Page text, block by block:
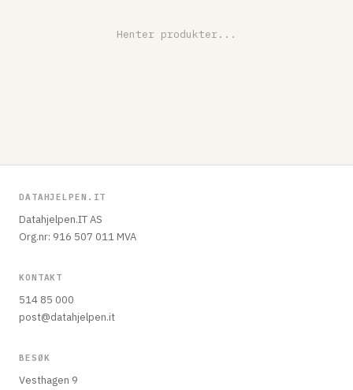
Henter produkter...
DATAHJELPEN.IT
Datahjelpen.IT AS
Org.nr: 916 507 011 MVA
KONTAKT
514 85 000
post@datahjelpen.it
BESØK
Vesthagen 9